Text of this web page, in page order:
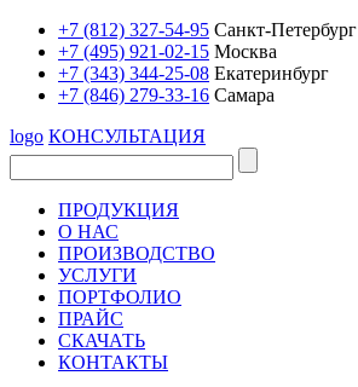
+7 (812) 327-54-95 Санкт-Петербург
+7 (495) 921-02-15 Москва
+7 (343) 344-25-08 Екатеринбург
+7 (846) 279-33-16 Самара
logo КОНСУЛЬТАЦИЯ
ПРОДУКЦИЯ
О НАС
ПРОИЗВОДСТВО
УСЛУГИ
ПОРТФОЛИО
ПРАЙС
СКАЧАТЬ
КОНТАКТЫ